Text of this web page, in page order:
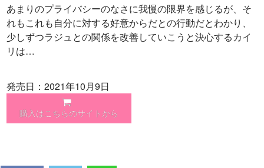
あまりのプライバシーのなさに我慢の限界を感じるが、そ
れもこれも自分に対する好意からだとの行動だとわかり、
少しずつラジュとの関係を改善していこうと決心するカイ
リは…
発売日：2021年10月9日
購入はこちらのサイトから